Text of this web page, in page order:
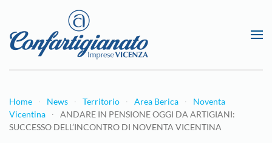
Passa al contenuto principale
Home News Territorio Area Berica
Noventa
Vicentina
ANDARE IN PENSIONE OGGI DA ARTIGIANI:
SUCCESSO DELL’INCONTRO DI NOVENTA VICENTINA